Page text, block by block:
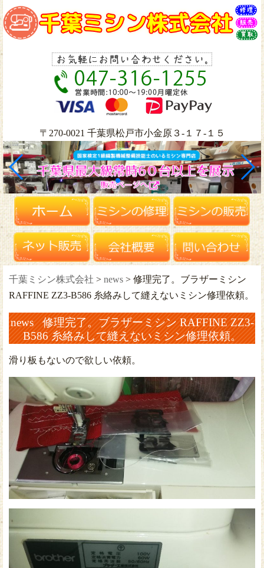
〒270-0021 千葉県松戸市小金原３-１７-１５
千葉ミシン株式会社 > news > 修理完了。ブラザーミシン
RAFFINE ZZ3-B586 糸絡みして縫えないミシン修理依頼。
news 修理完了。ブラザーミシン RAFFINE ZZ3-
B586 糸絡みして縫えないミシン修理依頼。
滑り板もないので欲しい依頼。